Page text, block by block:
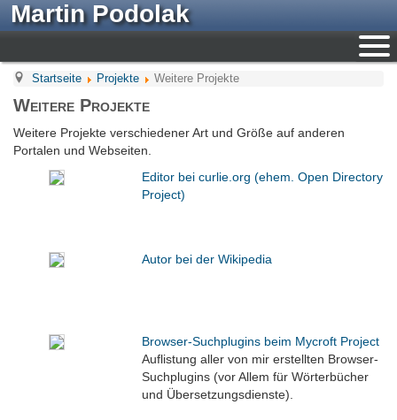
Martin Podolak
Startseite Projekte Weitere Projekte
Weitere Projekte
Weitere Projekte verschiedener Art und Größe auf anderen
Portalen und Webseiten.
Editor bei curlie.org (ehem. Open Directory
Project)
Autor bei der Wikipedia
Browser-Suchplugins beim Mycroft Project
Auflistung aller von mir erstellten Browser-
Suchplugins (vor Allem für Wörterbücher
und Übersetzungsdienste).